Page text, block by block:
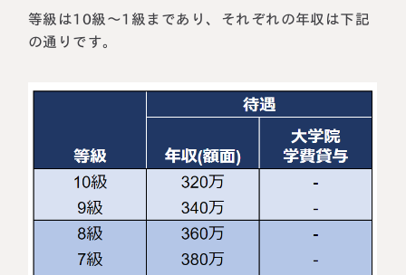
等級は10級～1級まであり、それぞれの年収は下記
の通りです。